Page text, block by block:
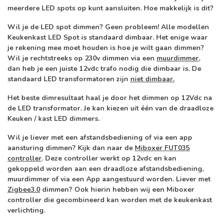
meerdere LED spots op kunt aansluiten. Hoe makkelijk is dit?
Wil je de LED spot dimmen? Geen probleem! Alle modellen
Keukenkast LED Spot is standaard dimbaar. Het enige waar
je rekening mee moet houden is hoe je wilt gaan dimmen?
Wil je rechtstreeks op 230v dimmen via een muurdimmer,
dan heb je een juiste 12vdc trafo nodig die dimbaar is. De
standaard LED transformatoren zijn niet dimbaar.
Het beste dimresultaat haal je door het dimmen op 12Vdc na
de LED transformator. Je kan kiezen uit één van de draadloze
Keuken / kast LED dimmers.
Wil je liever met een afstandsbediening of via een app
aansturing dimmen? Kijk dan naar de Miboxer FUT035
controller. Deze controller werkt op 12vdc en kan
gekoppeld worden aan een draadloze afstandsbediening,
muurdimmer of via een App aangestuurd worden. Liever met
Zigbee3.0 dimmen? Ook hierin hebben wij een Miboxer
controller die gecombineerd kan worden met de keukenkast
verlichting.